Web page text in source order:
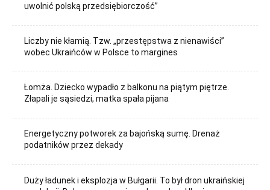
uwolnić polską przedsiębiorczość”
Liczby nie kłamią. Tzw. „przestępstwa z nienawiści”
wobec Ukraińców w Polsce to margines
Łomża. Dziecko wypadło z balkonu na piątym piętrze.
Złapali je sąsiedzi, matka spała pijana
Energetyczny potworek za bajońską sumę. Drenaż
podatników przez dekady
Duży ładunek i eksplozja w Bułgarii. To był dron ukraińskiej